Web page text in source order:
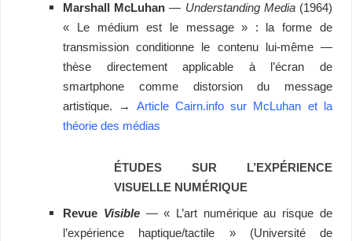
Marshall McLuhan — Understanding Media(1964)
« Le médium est le message » : la forme de
transmission conditionne le contenu lui-même —
thèse directement applicable à l’écran de
smartphone comme distorsion du message
artistique. → Article Cairn.info sur McLuhan et la
théorie des médias
ÉTUDES SUR L’EXPÉRIENCE
VISUELLE NUMÉRIQUE
Revue Visible— « L’art numérique au risque de
l’expérience haptique/tactile » (Université de